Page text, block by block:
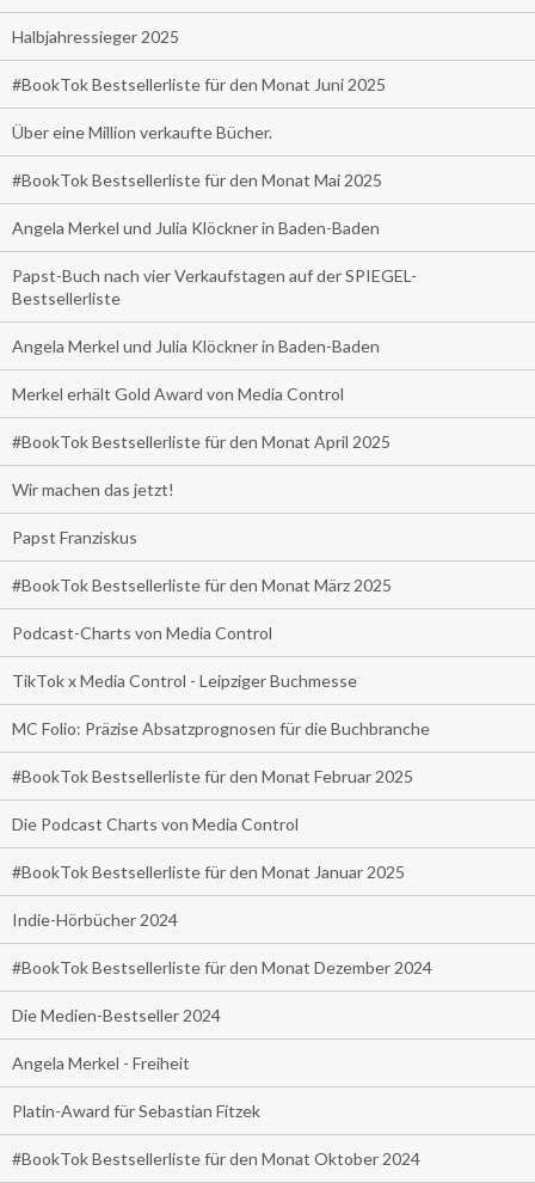
Halbjahressieger 2025
#BookTok Bestsellerliste für den Monat Juni 2025
Über eine Million verkaufte Bücher.
#BookTok Bestsellerliste für den Monat Mai 2025
Angela Merkel und Julia Klöckner in Baden-Baden
Papst-Buch nach vier Verkaufstagen auf der SPIEGEL-
Bestsellerliste
Angela Merkel und Julia Klöckner in Baden-Baden
Merkel erhält Gold Award von Media Control
#BookTok Bestsellerliste für den Monat April 2025
Wir machen das jetzt!
Papst Franziskus
#BookTok Bestsellerliste für den Monat März 2025
Podcast-Charts von Media Control
TikTok x Media Control - Leipziger Buchmesse
MC Folio: Präzise Absatzprognosen für die Buchbranche
#BookTok Bestsellerliste für den Monat Februar 2025
Die Podcast Charts von Media Control
#BookTok Bestsellerliste für den Monat Januar 2025
Indie-Hörbücher 2024
#BookTok Bestsellerliste für den Monat Dezember 2024
Die Medien-Bestseller 2024
Angela Merkel - Freiheit
Platin-Award für Sebastian Fitzek
#BookTok Bestsellerliste für den Monat Oktober 2024